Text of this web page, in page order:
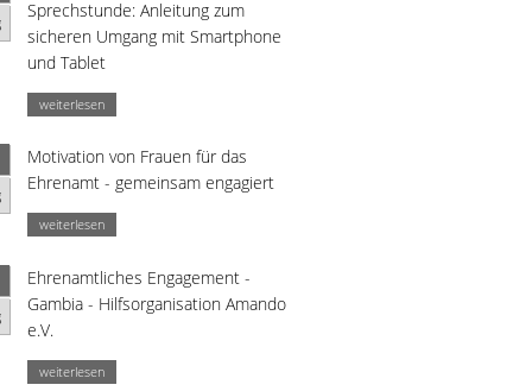
Sprechstunde: Anleitung zum
sicheren Umgang mit Smartphone
und Tablet
weiterlesen
Motivation von Frauen für das
Ehrenamt - gemeinsam engagiert
weiterlesen
Ehrenamtliches Engagement -
Gambia - Hilfsorganisation Amando
e.V.
weiterlesen